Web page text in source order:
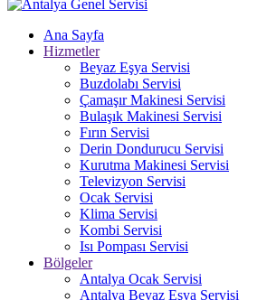
Ana Sayfa
Hizmetler
Beyaz Eşya Servisi
Buzdolabı Servisi
Çamaşır Makinesi Servisi
Bulaşık Makinesi Servisi
Fırın Servisi
Derin Dondurucu Servisi
Kurutma Makinesi Servisi
Televizyon Servisi
Ocak Servisi
Klima Servisi
Kombi Servisi
Isı Pompası Servisi
Bölgeler
Antalya Ocak Servisi
Antalya Beyaz Eşya Servisi